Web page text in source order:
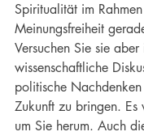
Spiritualität im
Meinungsfreiheit
Versuchen Sie sie
wissenschaftliche
politische
Zukunft zu bringen.
um Sie herum. Auch